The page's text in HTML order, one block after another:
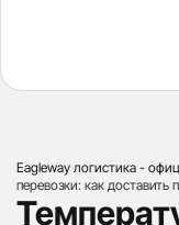
Eagleway логистика -
перевозки: как